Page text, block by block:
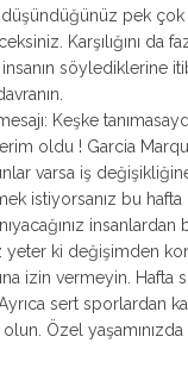
pek
Karşılığını da
insanın
Keşke
oldu ! Garcia
varsa iş
istiyorsanız bu
ki değişimden
izin vermeyin. Hafta
sert sporlardan
Özel